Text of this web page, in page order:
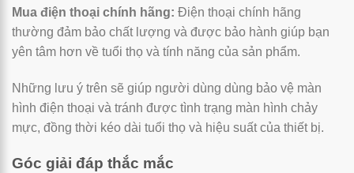
Mua điện thoại chính hãng: Điện thoại chính hãng
thường đảm bảo chất lượng và được bảo hành giúp bạn
yên tâm hơn về tuổi thọ và tính năng của sản phẩm.
Những lưu ý trên sẽ giúp người dùng dùng bảo vệ màn
hình điện thoại và tránh được tình trạng màn hình chảy
mực, đồng thời kéo dài tuổi thọ và hiệu suất của thiết bị.
Góc giải đáp thắc mắc